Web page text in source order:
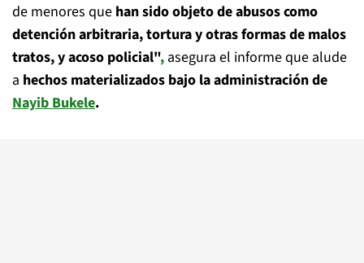
de menores que han sido objeto de abusos como
detención arbitraria, tortura y otras formas de malos
tratos, y acoso policial", asegura el informe que alude
a hechos materializados bajo la administración de
Nayib Bukele.